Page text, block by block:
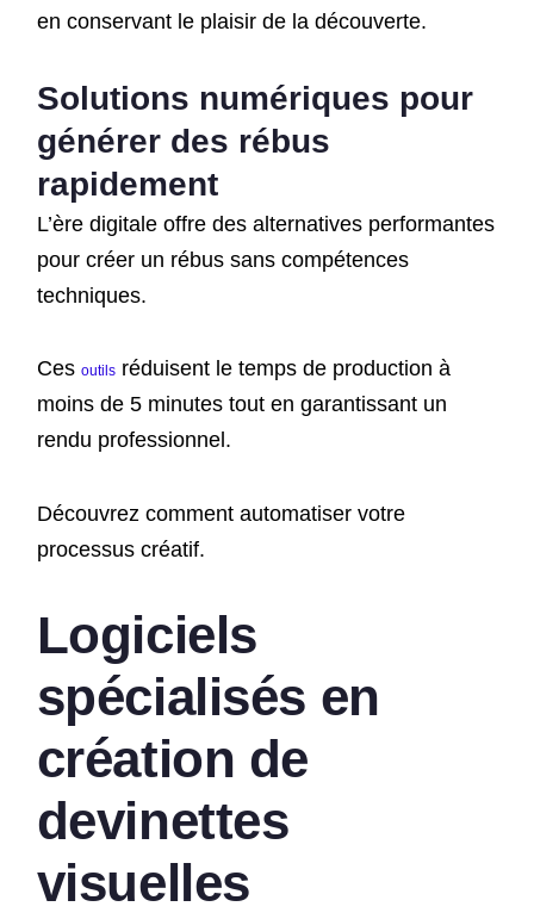
en conservant le plaisir de la découverte.
Solutions numériques pour
générer des rébus
rapidement
L’ère digitale offre des alternatives performantes
pour créer un rébus sans compétences
techniques.
Ces outilsréduisent le temps de production à
moins de 5 minutes tout en garantissant un
rendu professionnel.
Découvrez comment automatiser votre
processus créatif.
Logiciels
spécialisés en
création de
devinettes
visuelles